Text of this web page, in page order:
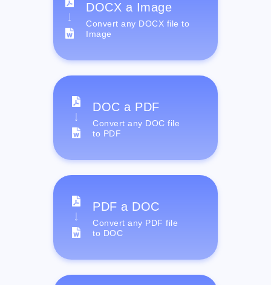
DOCX a Image
Convert any DOCX file to
Image
DOC a PDF
Convert any DOC file
to PDF
PDF a DOC
Convert any PDF file
to DOC